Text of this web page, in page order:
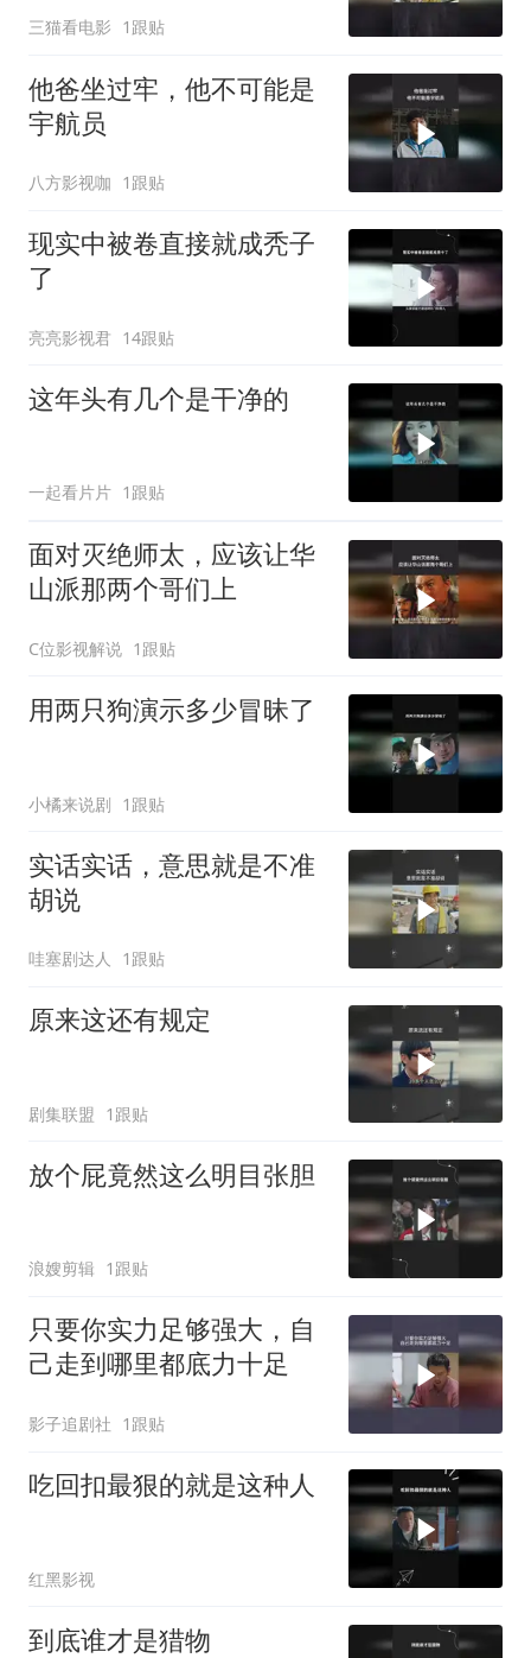
三猫看电影 1跟贴
他爸坐过牢，他不可能是
宇航员
八方影视咖 1跟贴
现实中被卷直接就成秃子
了
亮亮影视君 14跟贴
这年头有几个是干净的
一起看片片 1跟贴
面对灭绝师太，应该让华
山派那两个哥们上
C位影视解说 1跟贴
用两只狗演示多少冒昧了
小橘来说剧 1跟贴
实话实话，意思就是不准
胡说
哇塞剧达人 1跟贴
原来这还有规定
剧集联盟 1跟贴
放个屁竟然这么明目张胆
浪嫂剪辑 1跟贴
只要你实力足够强大，自
己走到哪里都底力十足
影子追剧社 1跟贴
吃回扣最狠的就是这种人
红黑影视
到底谁才是猎物